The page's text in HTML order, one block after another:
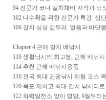
94 전문가 코너 갈치채비 자작과 낚
102 다수확을 위한 전문가 특강 삼
106 갈치 싱싱 갈무리 얼음과 바닷
Chapter 4 근해 갈치 배낚시
110 생활낚시의 최고봉, 근해 배낚
114 추천 근해 배낚시용품
116 전국 최대 관광낚시 체험 코스
120 목포 제치고 최대 갈치 낚시터
122 화력발전소 앞이 명당, 9월부터